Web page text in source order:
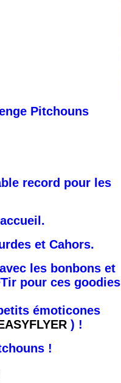
Pitchouns
record pour les
et Cahors.
les bonbons et
pour ces goodies
émoticones
) !
!